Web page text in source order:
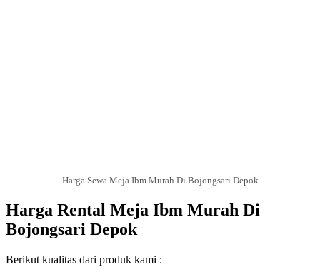
Harga Sewa Meja Ibm Murah Di Bojongsari Depok
Harga Rental Meja Ibm Murah Di
Bojongsari Depok
Berikut kualitas dari produk kami :